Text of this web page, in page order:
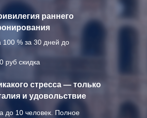
100 % за 30 дней до
руб скидка
до 10 человек. Полное
раннего
стресса — только
и удовольствие